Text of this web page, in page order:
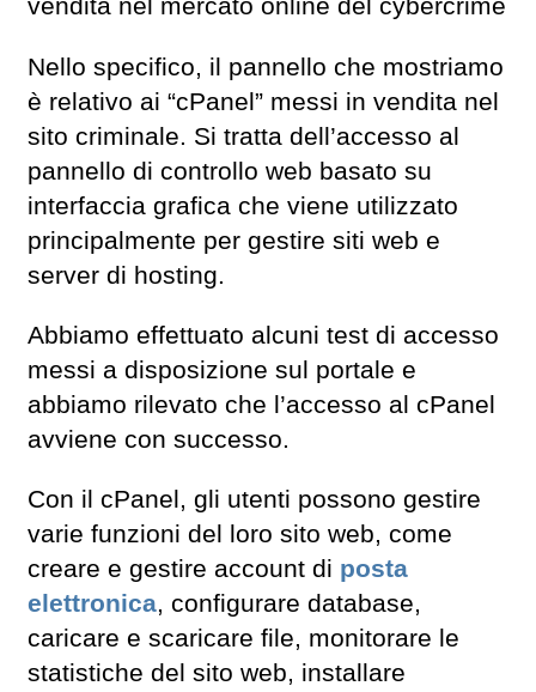
vendita nel mercato online del cybercrime
Nello specifico, il pannello che mostriamo
è relativo ai “cPanel” messi in vendita nel
sito criminale. Si tratta dell’accesso al
pannello di controllo web basato su
interfaccia grafica che viene utilizzato
principalmente per gestire siti web e
server di hosting.
Abbiamo effettuato alcuni test di accesso
messi a disposizione sul portale e
abbiamo rilevato che l’accesso al cPanel
avviene con successo.
Con il cPanel, gli utenti possono gestire
varie funzioni del loro sito web, come
creare e gestire account di posta
elettronica, configurare database,
caricare e scaricare file, monitorare le
statistiche del sito web, installare